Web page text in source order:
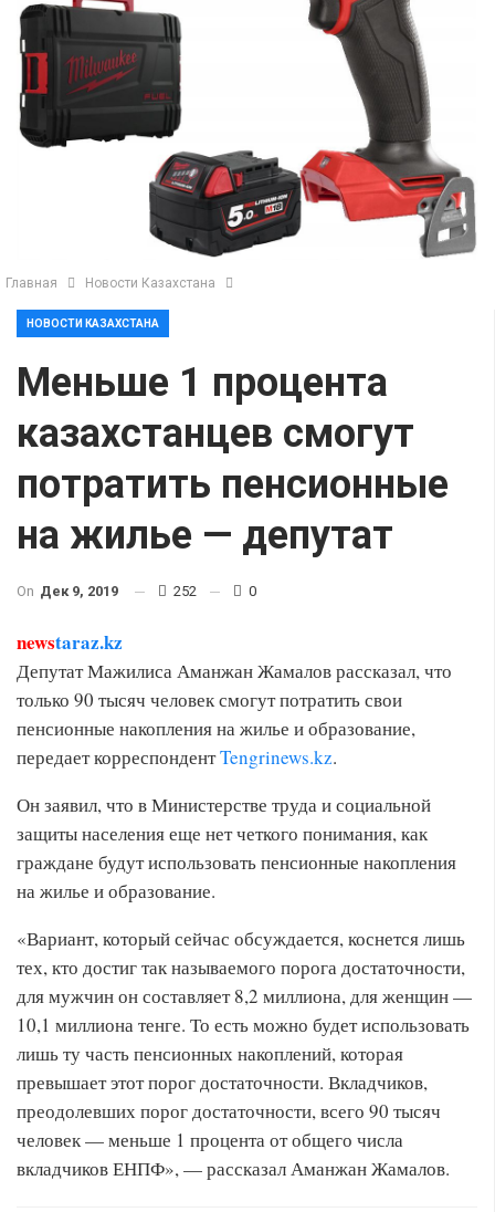
Главная Новости Казахстана
НОВОСТИ КАЗАХСТАНА
Меньше 1 процента
казахстанцев смогут
потратить пенсионные
на жилье — депутат
On Дек 9, 2019 252 0
newstaraz.kz
Депутат Мажилиса Аманжан Жамалов рассказал, что
только 90 тысяч человек смогут потратить свои
пенсионные накопления на жилье и образование,
передает корреспондентTengrinews.kz.
Он заявил, что в Министерстве труда и социальной
защиты населения еще нет четкого понимания, как
граждане будут использовать пенсионные накопления
на жилье и образование.
«Вариант, который сейчас обсуждается, коснется лишь
тех, кто достиг так называемого порога достаточности,
для мужчин он составляет 8,2 миллиона, для женщин —
10,1 миллиона тенге. То есть можно будет использовать
лишь ту часть пенсионных накоплений, которая
превышает этот порог достаточности. Вкладчиков,
преодолевших порог достаточности, всего 90 тысяч
человек — меньше 1 процента от общего числа
вкладчиков ЕНПФ», — рассказал Аманжан Жамалов.